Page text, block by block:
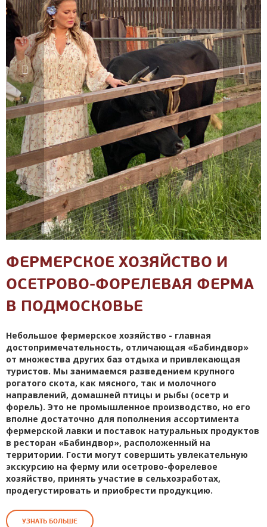
ФЕРМЕРСКОЕ ХОЗЯЙСТВО И
ОСЕТРОВО-ФОРЕЛЕВАЯ ФЕРМА
В ПОДМОСКОВЬЕ
Небольшое фермерское хозяйство - главная
достопримечательность, отличающая «Бабиндвор»
от множества других баз отдыха и привлекающая
туристов. Мы занимаемся разведением крупного
рогатого скота, как мясного, так и молочного
направлений, домашней птицы и рыбы (осетр и
форель). Это не промышленное производство, но его
вполне достаточно для пополнения ассортимента
фермерской лавки и поставок натуральных продуктов
в ресторан «Бабиндвор», расположенный на
территории. Гости могут совершить увлекательную
экскурсию на ферму или осетрово-форелевое
хозяйство, принять участие в сельхозработах,
продегустировать и приобрести продукцию.
УЗНАТЬ БОЛЬШЕ